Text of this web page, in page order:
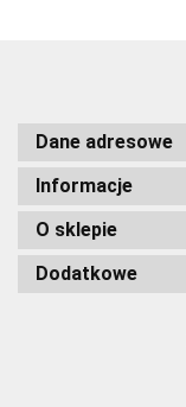
Dane adresowe
Informacje
O sklepie
Dodatkowe